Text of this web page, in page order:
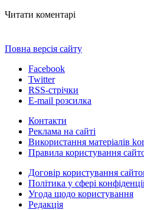
Читати коментарі
Повна версія сайту
Facebook
Twitter
RSS-стрічки
E-mail розсилка
Контакти
Реклама на сайті
Використання матеріалів
Правила користування
Договір користування
Політика у сфері
Угода щодо користування
Редакція